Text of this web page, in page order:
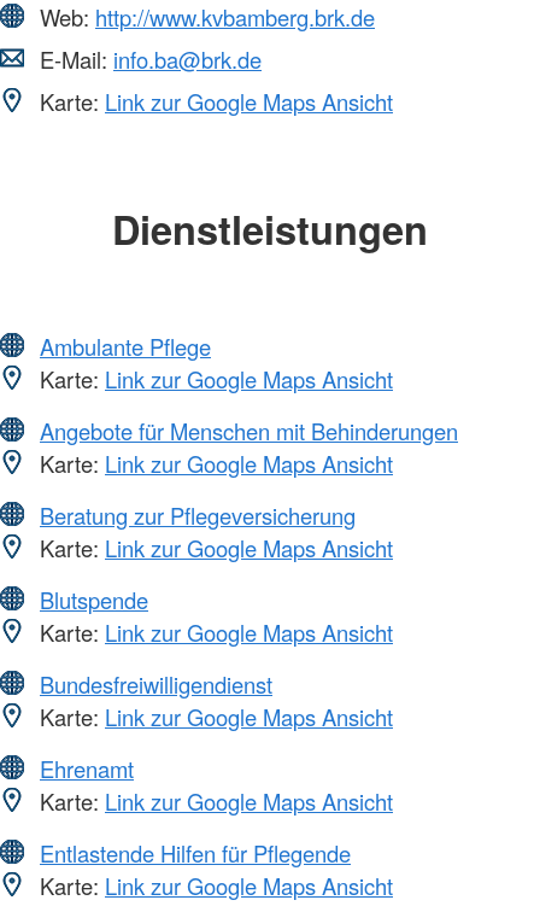
Web: http://www.kvbamberg.brk.de
E-Mail: info.ba@brk.de
Karte: Link zur Google Maps Ansicht
Dienstleistungen
Ambulante Pflege
Karte: Link zur Google Maps Ansicht
Angebote für Menschen mit Behinderungen
Karte: Link zur Google Maps Ansicht
Beratung zur Pflegeversicherung
Karte: Link zur Google Maps Ansicht
Blutspende
Karte: Link zur Google Maps Ansicht
Bundesfreiwilligendienst
Karte: Link zur Google Maps Ansicht
Ehrenamt
Karte: Link zur Google Maps Ansicht
Entlastende Hilfen für Pflegende
Karte: Link zur Google Maps Ansicht